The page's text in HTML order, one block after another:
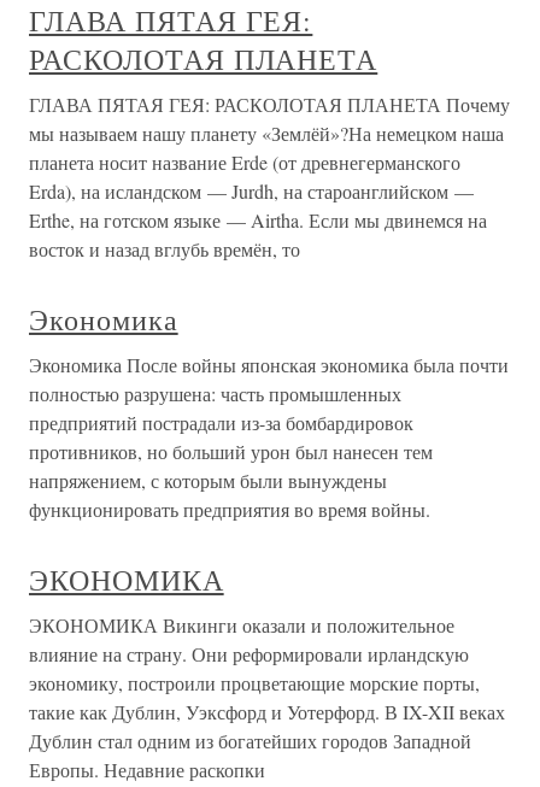
ГЛАВА ПЯТАЯ ГЕЯ:
РАСКОЛОТАЯ ПЛАНЕТА
ГЛАВА ПЯТАЯ ГЕЯ: РАСКОЛОТАЯ ПЛАНЕТА Почему
мы называем нашу планету «Землёй»?На немецком наша
планета носит название Erde (от древнегерманского
Erda), на исландском — Jurdh, на староанглийском —
Erthe, на готском языке — Airtha. Если мы двинемся на
восток и назад вглубь времён, то
Экономика
Экономика После войны японская экономика была почти
полностью разрушена: часть промышленных
предприятий пострадали из-за бомбардировок
противников, но больший урон был нанесен тем
напряжением, с которым были вынуждены
функционировать предприятия во время войны.
ЭКОНОМИКА
ЭКОНОМИКА Викинги оказали и положительное
влияние на страну. Они реформировали ирландскую
экономику, построили процветающие морские порты,
такие как Дублин, Уэксфорд и Уотерфорд. В IX-XII веках
Дублин стал одним из богатейших городов Западной
Европы. Недавние раскопки